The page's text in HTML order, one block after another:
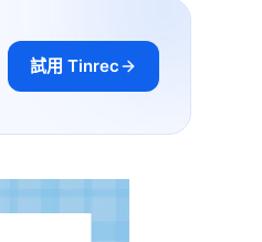
試用 Tinrec